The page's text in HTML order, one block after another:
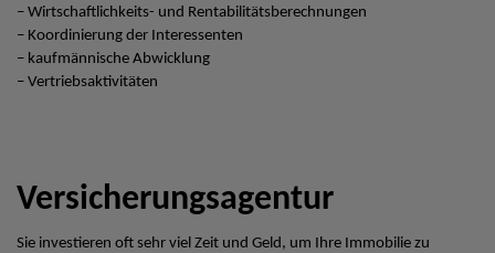
– Wirtschaftlichkeits- und Rentabilitätsberechnungen
– Koordinierung der Interessenten
– kaufmännische Abwicklung
– Vertriebsaktivitäten
Versicherungsagentur
Sie investieren oft sehr viel Zeit und Geld, um Ihre Immobilie zu